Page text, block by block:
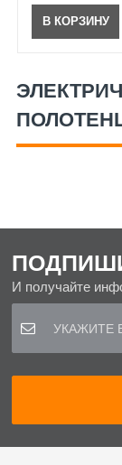
В КОРЗИНУ
И получайте